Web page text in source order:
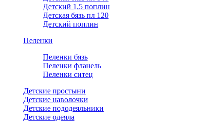
Детский 1,5 поплин
Детская бязь пл 120
Детский поплин
Пеленки
Пеленки бязь
Пеленки фланель
Пеленки ситец
Детские простыни
Детские наволочки
Детские пододеяльники
Детские одеяла